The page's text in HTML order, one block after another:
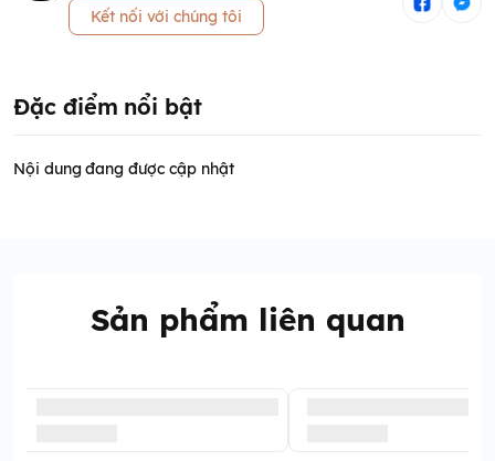
Kết nối với chúng tôi
Đặc điểm nổi bật
Nội dung đang được cập nhật
Sản phẩm liên quan